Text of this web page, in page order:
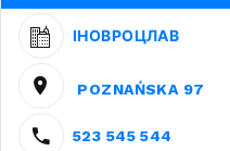
ІНОВРОЦЛАВ
POZNAŃSKA 97
523 545 544